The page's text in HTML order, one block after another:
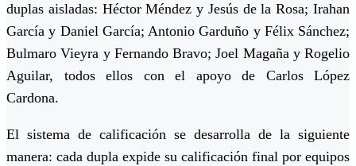
duplas aisladas: Héctor Méndez y Jesús de la Rosa; Irahan
García y Daniel García; Antonio Garduño y Félix Sánchez;
Bulmaro Vieyra y Fernando Bravo; Joel Magaña y Rogelio
Aguilar, todos ellos con el apoyo de Carlos López
Cardona.
El sistema de calificación se desarrolla de la siguiente
manera: cada dupla expide su calificación final por equipos